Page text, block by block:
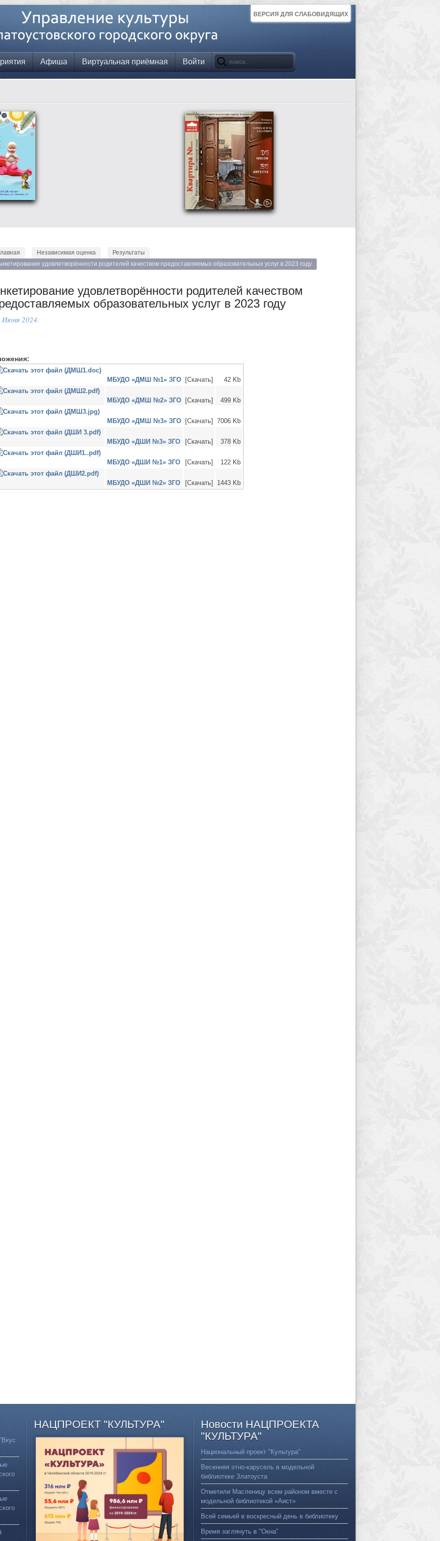
ВЕРСИЯ ДЛЯ СЛАБОВИДЯЩИХ
Афиша Виртуальная приёмная Войти
Независимая оценка
Результаты
удовлетворённости родителей качеством предоставляемых образовательных услуг в 2023 году
удовлетворённости родителей качеством
образовательных услуг в 2023 году
Июня 2024.
МБУДО «ДМШ №1» ЗГО [Скачать] 42 Kb
МБУДО «ДМШ №2» ЗГО [Скачать] 499 Kb
МБУДО «ДМШ №3» ЗГО [Скачать] 7006 Kb
МБУДО «ДШИ №3» ЗГО [Скачать] 378 Kb
МБУДО «ДШИ №1» ЗГО [Скачать] 122 Kb
МБУДО «ДШИ №2» ЗГО [Скачать] 1443 Kb
НАЦПРОЕКТ "КУЛЬТУРА" Новости НАЦПРОЕКТА
"КУЛЬТУРА"
Национальный проект "Культура"
Весенняя этно-карусель в модельной
библиотеке Златоуста
Отметили Масленицу всем районом вместе с
модельной библиотекой «Аист»
Всей семьей в воскресный день в библиотеку
Время заглянуть в "Окна"